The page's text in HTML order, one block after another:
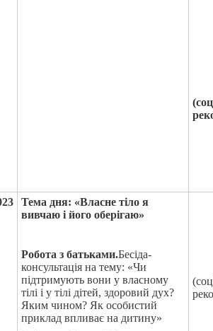
Тема дня: «Власне тіло я
вивчаю і його оберігаю»
Робота з батьками.Бесіда-
консультація на тему: «Чи
підтримують вони у власному
тілі і у тілі дітей, здоровий дух?
Яким чином? Як особистий
приклад впливає на дитину»